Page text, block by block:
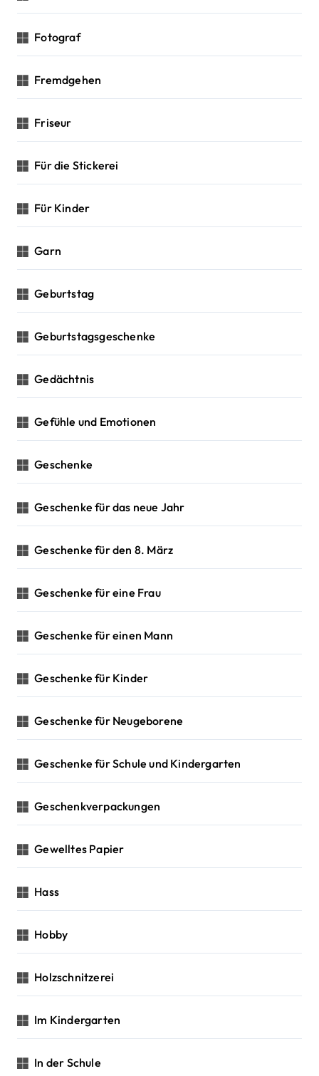
Fotograf
Fremdgehen
Friseur
Für die Stickerei
Für Kinder
Garn
Geburtstag
Geburtstagsgeschenke
Gedächtnis
Gefühle und Emotionen
Geschenke
Geschenke für das neue Jahr
Geschenke für den 8. März
Geschenke für eine Frau
Geschenke für einen Mann
Geschenke für Kinder
Geschenke für Neugeborene
Geschenke für Schule und Kindergarten
Geschenkverpackungen
Gewelltes Papier
Hass
Hobby
Holzschnitzerei
Im Kindergarten
In der Schule